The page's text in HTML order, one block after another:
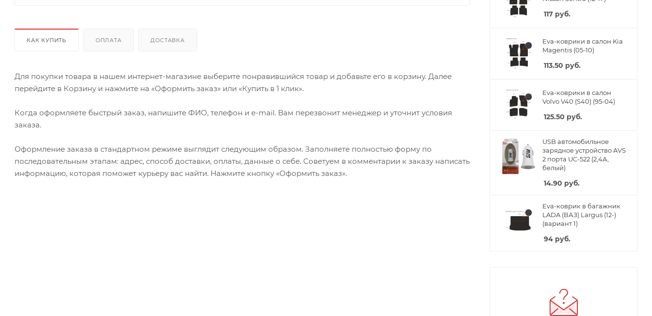
КАК КУПИТЬ ОПЛАТА ДОСТАВКА
Для покупки товара в нашем интернет-магазине выберите понравившийся товар и добавьте его в корзину. Далее
перейдите в Корзину и нажмите на «Оформить заказ» или «Купить в 1 клик».
Когда оформляете быстрый заказ, напишите ФИО, телефон и e-mail. Вам перезвонит менеджер и уточнит условия
заказа.
Оформление заказа в стандартном режиме выглядит следующим образом. Заполняете полностью форму по
последовательным этапам: адрес, способ доставки, оплаты, данные о себе. Советуем в комментарии к заказу написать
информацию, которая поможет курьеру вас найти. Нажмите кнопку «Оформить заказ».
117 руб.
Eva-коврики в салон Kia
Magentis (05-10)
113.50 руб.
Eva-коврики в салон
Volvo V40 (S40) (95-04)
125.50 руб.
USB автомобильное
зарядное устройство AVS
2 порта UC-522 (2,4А,
белый)
14.90 руб.
Eva-коврик в багажник
LADA (ВАЗ) Largus (12-)
(вариант 1)
94 руб.